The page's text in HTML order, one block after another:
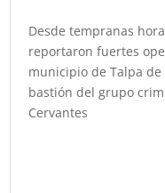
Desde tempranas
reportaron fuertes
municipio de Talpa
bastión del grupo
Cervantes